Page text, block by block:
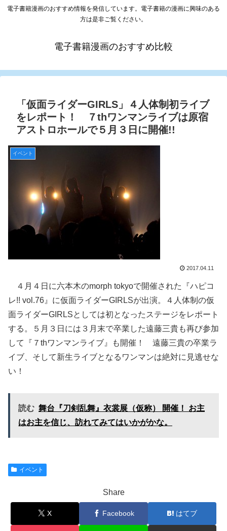
電子書籍漫画のおすすめ情報を発信しています。電子書籍の漫画に興味のある
方は是非ご覧ください。
電子書籍漫画のおすすめ比較
「仮面ライダーGIRLS」４人体制初ライブ
をレポート！ ７thワンマンライブは原宿
アストロホールで５月３日に開催!!
イベント
2017.04.11
４月４日に六本木のmorph tokyoで開催された『ハピコ
レ!! vol.76』に仮面ライダーGIRLSが出演。４人体制の仮
面ライダーGIRLSとしては初となったステージをレポート
する。５月３日には３月末で卒業した遠藤三貴も再び参加
して『７thワンマンライブ』も開催！ 遠藤三貴の卒業ラ
イブ、そして新生ライブとなるワンマンは絶対に見逃せな
い！
読む 舞台『刀剣乱舞』衣裳展（仮称） 開催！ お主
はお主を信じ、訪れてみてはいかがかな。
イベント
Share
X Facebook はてブ